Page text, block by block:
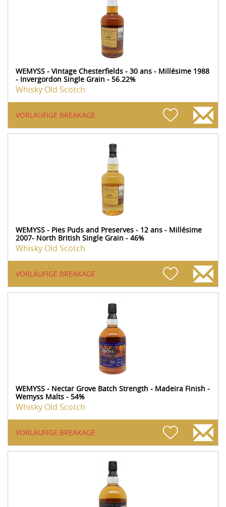
WEMYSS - Vintage Chesterfields - 30 ans - Millésime 1988
- Invergordon Single Grain - 56.22%
Whisky Old Scotch
VORLÄUFIGE BREAKAGE
WEMYSS - Pies Puds and Preserves - 12 ans - Millésime
2007- North British Single Grain - 46%
Whisky Old Scotch
VORLÄUFIGE BREAKAGE
WEMYSS - Nectar Grove Batch Strength - Madeira Finish -
Wemyss Malts - 54%
Whisky Old Scotch
VORLÄUFIGE BREAKAGE